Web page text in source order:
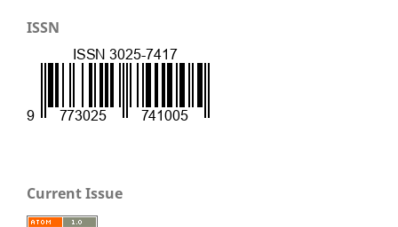
ISSN
Current Issue